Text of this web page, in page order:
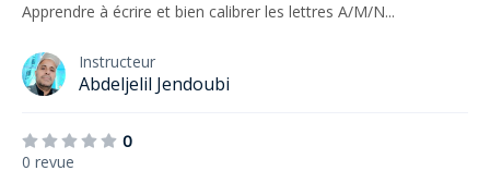
Apprendre à écrire et bien calibrer les lettres A/M/N...
Instructeur
Abdeljelil Jendoubi
0
0 revue